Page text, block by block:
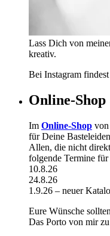
Lass Dich von
kreativ.
Bei Instagram
Online-
Im Online-Shop
für Deine
Allen, die nicht
folgende Termine für
10.8.26
24.8.26
1.9.26 – neuer
Eure Wünsche
Das Porto von mir